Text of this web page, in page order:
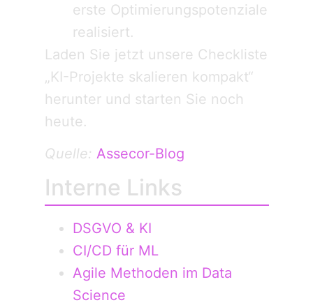
erste Optimierungspotenziale
realisiert.
Laden Sie jetzt unsere Checkliste
„KI-Projekte skalieren kompakt“
herunter und starten Sie noch
heute.
Quelle: Assecor-Blog
Interne Links
DSGVO & KI
CI/CD für ML
Agile Methoden im Data
Science